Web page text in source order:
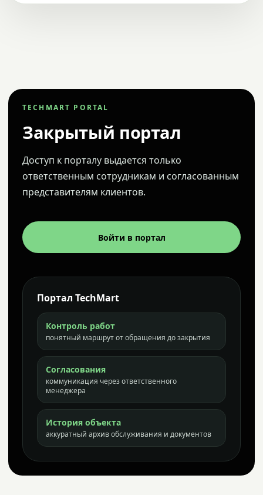
TECHMART PORTAL
Закрытый портал
Доступ к порталу выдается только
ответственным сотрудникам и согласованным
представителям клиентов.
Войти в портал
Портал TechMart
Контроль работ
понятный маршрут от обращения до закрытия
Согласования
коммуникация через ответственного
менеджера
История объекта
аккуратный архив обслуживания и документов